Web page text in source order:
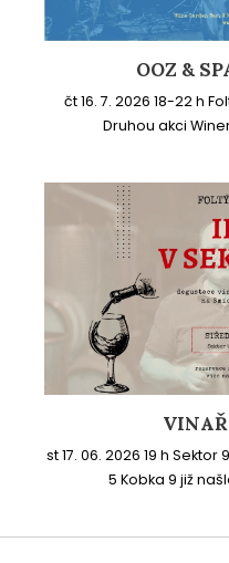
OOZ &
čt 16. 7. 2026 18-22 h
Druhou akci
st 17. 06. 2026 19 h
5 Kobka 9 již